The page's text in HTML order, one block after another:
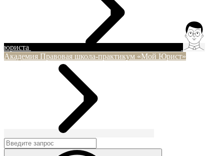
юриста
Академия Правовая школа-практикум «Мой Юрист»